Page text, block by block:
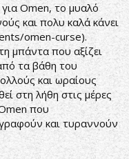
Omen, το μυαλό
και πολυ καλά κάνει
omen-curse).
μπάντα που αξίζει
τα βάθη του
και ωραίους
στη λήθη στις μέρες
που
και τυραννούν